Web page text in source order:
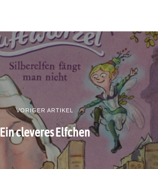
VORIGER ARTIKEL
Ein cleveres Elfchen